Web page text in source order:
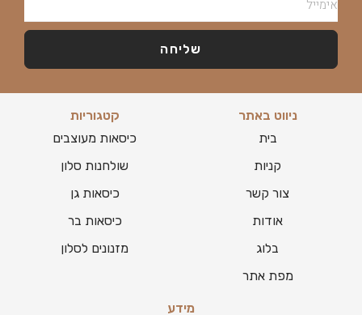
שליחה
ניווט באתר
בית
קניות
צור קשר
אודות
בלוג
מפת אתר
קטגוריות
כיסאות מעוצבים
שולחנות סלון
כיסאות גן
כיסאות בר
מזנונים לסלון
מידע